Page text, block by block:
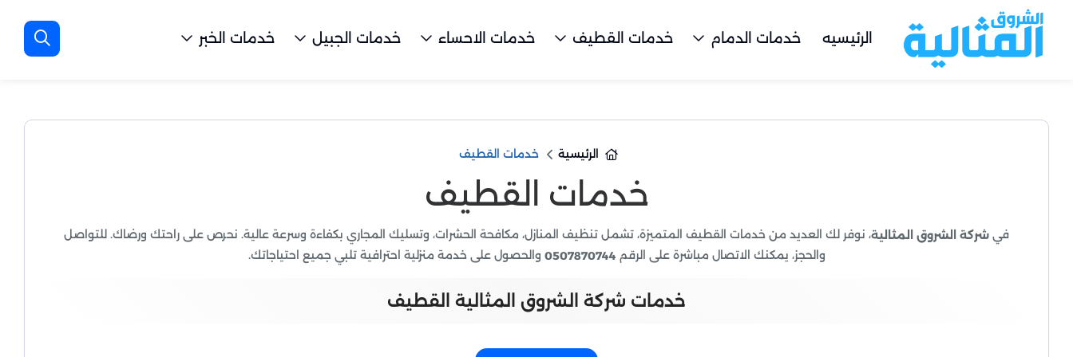
الرئيسيه خدمات الدمام خدمات القطيف خدمات الاحساء خدمات الجبيل خدمات الخبر
الرئيسية خدمات القطيف
خدمات القطيف
في شركة الشروق المثالية، نوفر لك العديد من خدمات القطيف المتميزة، تشمل تنظيف المنازل، مكافحة الحشرات، وتسليك المجاري بكفاءة وسرعة عالية. نحرص على راحتك ورضاك. للتواصل
والحجز، يمكنك الاتصال مباشرة على الرقم 0507870744 والحصول على خدمة منزلية احترافية تلبي جميع احتياجاتك.
خدمات شركة الشروق المثالية القطيف